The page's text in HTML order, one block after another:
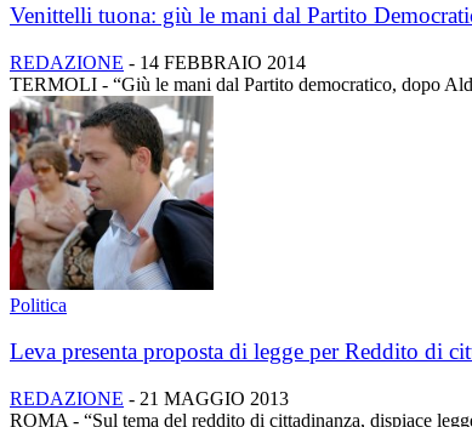
Venittelli tuona: giù le mani dal Partito
REDAZIONE - 14 FEBBRAIO 2014
TERMOLI - “Giù le mani dal Partito democratico, dopo
Politica
Leva presenta proposta di legge per Reddito di
REDAZIONE - 21 MAGGIO 2013
ROMA - “Sul tema del reddito di cittadinanza, dispiace